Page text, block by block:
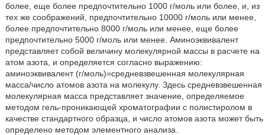
более, еще более предпочтительно 1000 г/моль или более, и, из
тех же соображений, предпочтительно 10000 г/моль или менее,
более предпочтительно 8000 г/моль или менее, еще более
предпочтительно 5000 г/моль или менее. Аминоэквивалент
представляет собой величину молекулярной массы в расчете на
атом азота, и определяется согласно выражению:
аминоэквивалент (г/моль)=средневзвешенная молекулярная
масса/число атомов азота на молекулу. Здесь средневзвешенная
молекулярная масса представляет значение, определяемое
методом гель-проникающей хроматографии с полистиролом в
качестве стандартного образца, и число атомов азота может быть
определено методом элементного анализа.